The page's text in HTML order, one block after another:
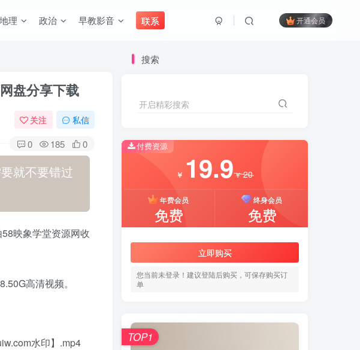
地理 政治 早教影音 联系 开通会员
盘分享下载
关注 私信
0 185 0
就不要错过
映象学堂资源网收
高清视频。
水印】.mp4
搜索
开启精彩搜索
付费资源
￥ 19.9￥20
年费会员
免费
终身会员
免费
立即购买
您当前未登录！建议登陆后购买，可保存购买订
单
TOP1